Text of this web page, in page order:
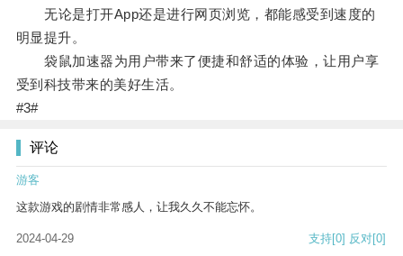
无论是打开App还是进行网页浏览，都能感受到速度的
明显提升。
袋鼠加速器为用户带来了便捷和舒适的体验，让用户享
受到科技带来的美好生活。
#3#
评论
游客
这款游戏的剧情非常感人，让我久久不能忘怀。
2024-04-29 支持[0] 反对[0]